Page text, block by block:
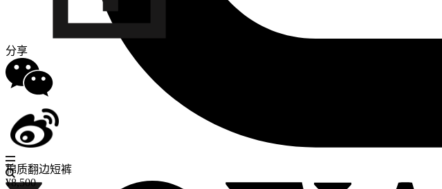
分享
棉质翻边短裤
¥8,500